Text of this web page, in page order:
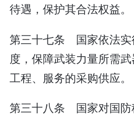
待遇，保护其合法权益。
第三十七条 国家依法实
度，保障武装力量所需武
工程、服务的采购供应。
第三十八条 国家对国防